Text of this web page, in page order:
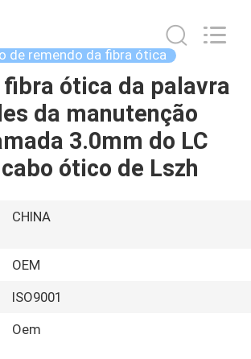
de remendo da fibra ótica
fibra ótica da palavra
da manutenção
3.0mm do LC
ótico de Lszh
CHINA
OEM
ISO9001
Oem